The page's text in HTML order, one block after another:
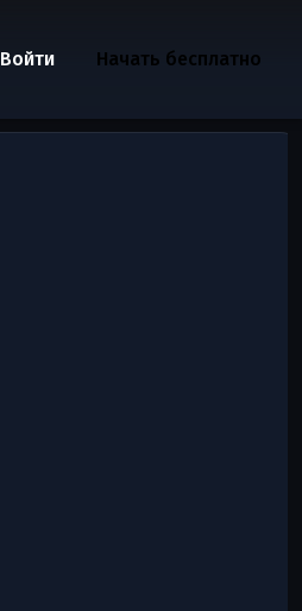
Войти Начать бесплатно